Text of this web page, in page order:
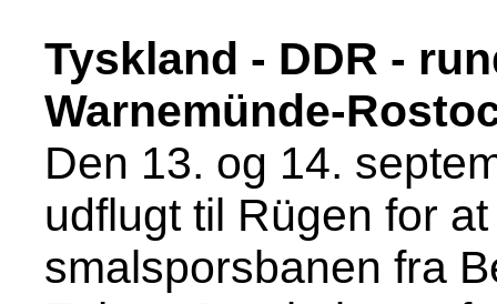
Tyskland - DDR -
Warnemünde-
Den 13. og 14.
udflugt til Rügen for
smalsporsbanen fra